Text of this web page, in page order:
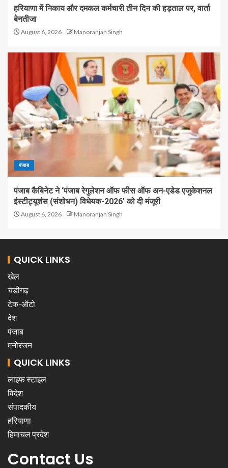
हरियाणा में निकाय और दमकल कर्मचारी तीन दिन की हड़ताल पर, वार्ता
बेनतीजा
August 6, 2026 Manoranjan Singh
पंजाब
पंजाब कैबिनेट ने ‘पंजाब रेगुलेशन ऑफ फीस ऑफ अन-एडेड एजुकेशनल
इंस्टीट्यूशंस (संशोधन) विधेयक-2026’ को दी मंजूरी
August 6, 2026 Manoranjan Singh
QUICK LINKS
खेल
चंडीगढ़
टेक-ऑटो
देश
पंजाब
मनोरंजन
QUICK LINKS
लाइफ स्टाइल
विदेश
संपादकीय
हरियाणा
हिमाचल प्रदेश
Contact Us